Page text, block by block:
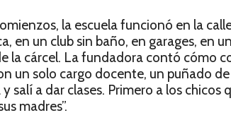
la escuela funcionó en la
en un club sin baño, en garages, en
la cárcel. La fundadora contó cómo
un solo cargo docente, un puñado
salí a dar clases. Primero a los chicos
madres”.